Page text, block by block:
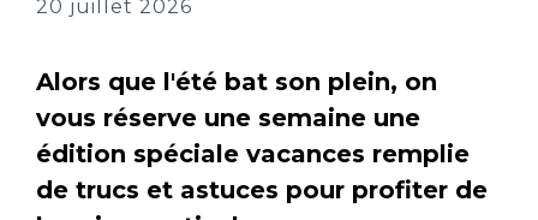
20 juillet 2026
Alors que l'été bat son plein, on
vous réserve une semaine une
édition spéciale vacances remplie
de trucs et astuces pour profiter de